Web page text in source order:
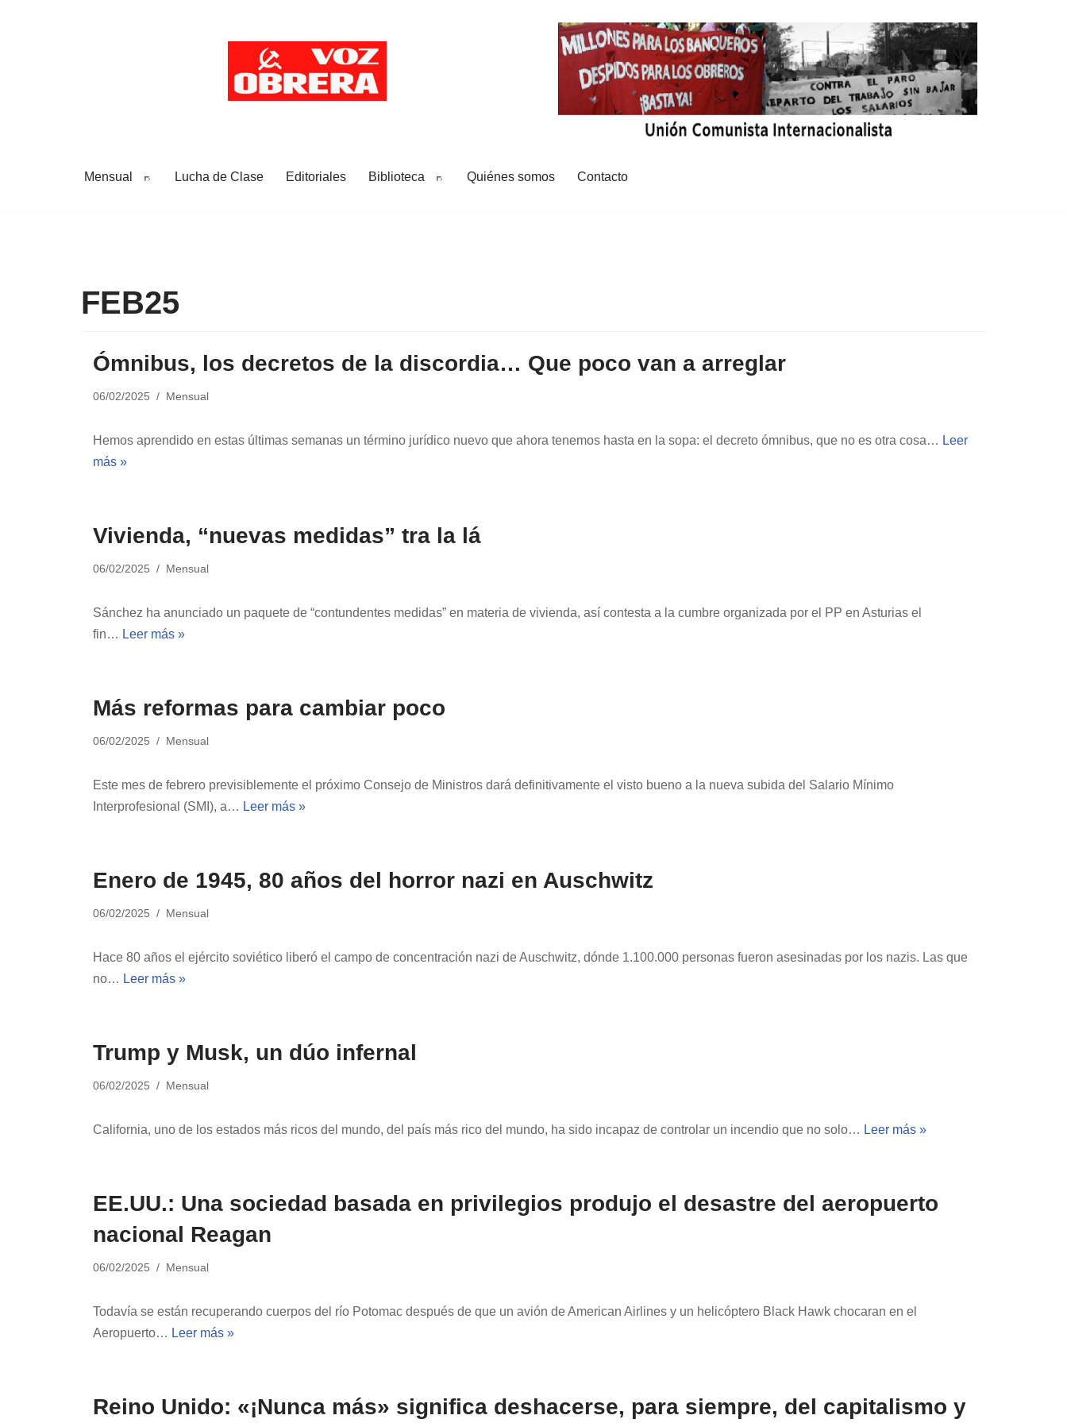
Mensual Lucha de Clase Editoriales Biblioteca Quiénes somos Contacto
FEB25
Ómnibus, los decretos de la discordia… Que poco van a arreglar
06/02/2025 Mensual
Hemos aprendido en estas últimas semanas un término jurídico nuevo que ahora tenemos hasta en la sopa: el decreto ómnibus, que no es otra cosa… Leer
más »
Vivienda, “nuevas medidas” tra la lá
06/02/2025 Mensual
Sánchez ha anunciado un paquete de “contundentes medidas” en materia de vivienda, así contesta a la cumbre organizada por el PP en Asturias el
fin… Leer más »
Más reformas para cambiar poco
06/02/2025 Mensual
Este mes de febrero previsiblemente el próximo Consejo de Ministros dará definitivamente el visto bueno a la nueva subida del Salario Mínimo
Interprofesional (SMI), a… Leer más »
Enero de 1945, 80 años del horror nazi en Auschwitz
06/02/2025 Mensual
Hace 80 años el ejército soviético liberó el campo de concentración nazi de Auschwitz, dónde 1.100.000 personas fueron asesinadas por los nazis. Las que
no… Leer más »
Trump y Musk, un dúo infernal
06/02/2025 Mensual
California, uno de los estados más ricos del mundo, del país más rico del mundo, ha sido incapaz de controlar un incendio que no solo… Leer más »
EE.UU.: Una sociedad basada en privilegios produjo el desastre del aeropuerto
nacional Reagan
06/02/2025 Mensual
Todavía se están recuperando cuerpos del río Potomac después de que un avión de American Airlines y un helicóptero Black Hawk chocaran en el
Aeropuerto… Leer más »
Reino Unido: «¡Nunca más» significa deshacerse, para siempre, del capitalismo y